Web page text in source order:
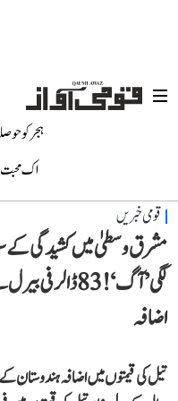
ہجر کو
اک
قومی خبریں
مشرق وسطیٰ میں کشیدگی کے
لگی’آگ‘! 83
اضافہ
تیل کی قیمتوں میں اضافہ ہندوستان